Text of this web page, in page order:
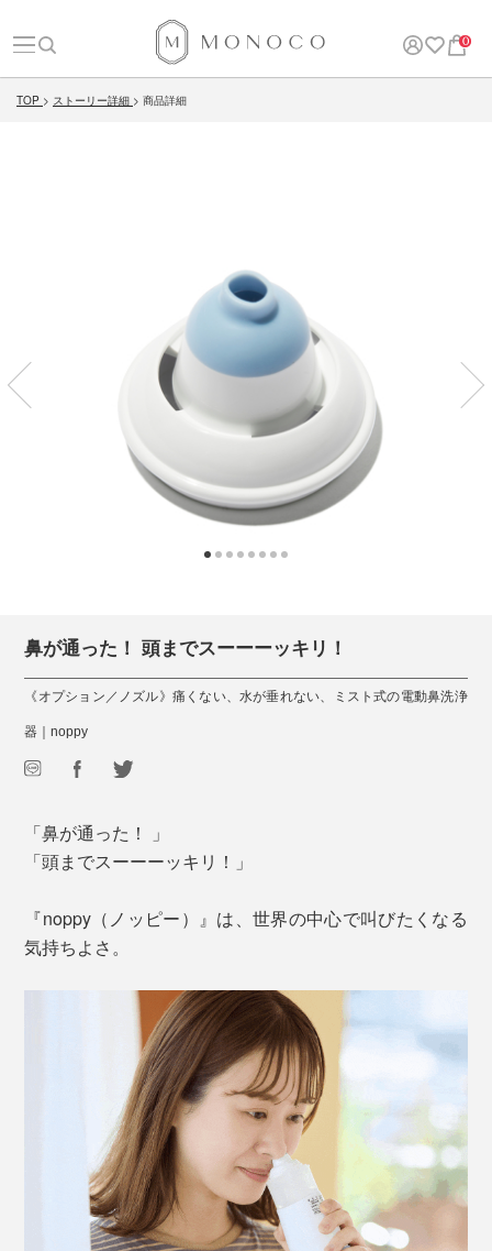
0
TOP ストーリー詳細 商品詳細
鼻が通った！ 頭までスーーーッキリ！
《オプション／ノズル》痛くない、水が垂れない、ミスト式の電動鼻洗浄
器｜noppy
「鼻が通った！ 」
「頭までスーーーッキリ！」
『noppy（ノッピー）』は、世界の中心で叫びたくなる
気持ちよさ。